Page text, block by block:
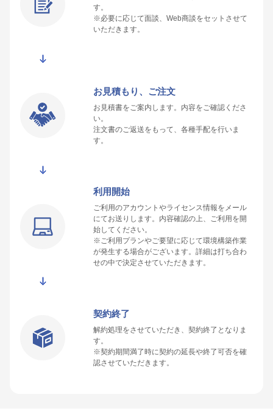
す。
※必要に応じて面談、Web商談をセットさせて
いただきます。
お見積もり、ご注文
お見積書をご案内します。内容をご確認くださ
い。
注文書のご返送をもって、各種手配を行いま
す。
利用開始
ご利用のアカウントやライセンス情報をメール
にてお送りします。内容確認の上、ご利用を開
始してください。
※ご利用プランやご要望に応じて環境構築作業
が発生する場合がございます。詳細は打ち合わ
せの中で決定させていただきます。
契約終了
解約処理をさせていただき、契約終了となりま
す。
※契約期間満了時に契約の延長や終了可否を確
認させていただきます。